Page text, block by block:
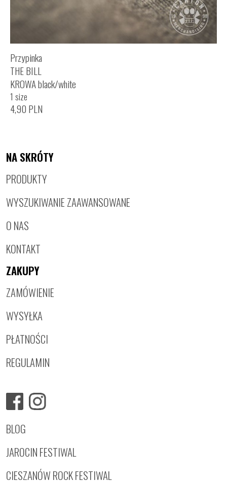
Przypinka
THE BILL
KROWA black/white
1 size
4,90 PLN
NA SKRÓTY
PRODUKTY
WYSZUKIWANIE ZAAWANSOWANE
O NAS
KONTAKT
ZAKUPY
ZAMÓWIENIE
WYSYŁKA
PŁATNOŚCI
REGULAMIN
BLOG
JAROCIN FESTIWAL
CIESZANÓW ROCK FESTIWAL